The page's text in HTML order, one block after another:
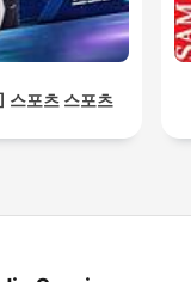
스포츠 스포츠